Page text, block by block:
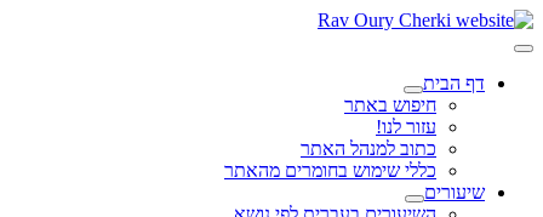
דף הבית
חיפוש באתר
עזור לנו!
כתוב למנהל האתר
כללי שימוש בחומרים מהאתר
שיעורים